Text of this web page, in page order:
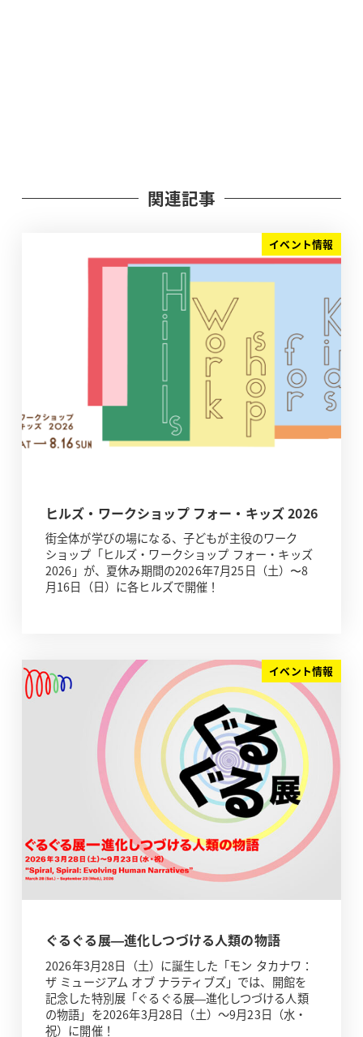
関連記事
イベント情報
ヒルズ・ワークショップ フォー・キッズ 2026
街全体が学びの場になる、子どもが主役のワーク
ショップ「ヒルズ・ワークショップ フォー・キッズ
2026」が、夏休み期間の2026年7月25日（土）〜8
月16日（日）に各ヒルズで開催！
イベント情報
ぐるぐる展—進化しつづける人類の物語
2026年3月28日（土）に誕生した「モン タカナワ：
ザ ミュージアム オブ ナラティブズ」では、開館を
記念した特別展「ぐるぐる展—進化しつづける人類
の物語」を2026年3月28日（土）～9月23日（水・
祝）に開催！